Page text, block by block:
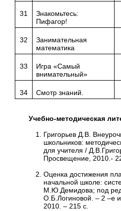
31
Знакомьтесь:
Пифагор!
32
Занимательная
математика
33
Игра «Самый
внимательный»
34 Смотр знаний.
Учебно-методическая
Григорьев Д.В.
школьников:
для учителя /
Просвещение, 2010.-
Оценка достижения
начальной школе:
М.Ю.Демидова; под
О.Б.Логиновой. – 2 –е
2010. – 215 с.